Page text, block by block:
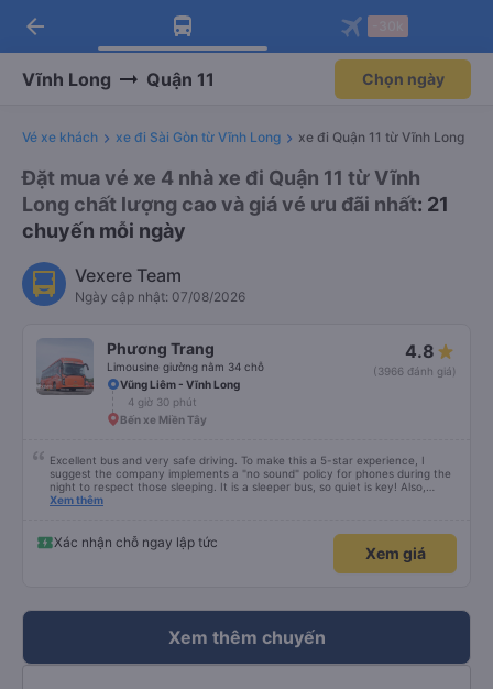
Tải app Vexere ngay!
Nhận ưu đãi thành viên độc
Mở app
Tải app Vexere
-30k/ghế khi đặt vé máy bay qua
Mở app
arrow_back
Vĩnh Long Quận 11 Chọn ngày
Vé xe khách xe đi Sài Gòn từ Vĩnh Long xe đi Quận 11 từ Vĩnh Long
Đặt mua vé xe 4 nhà xe đi Quận 11 từ Vĩnh
Long chất lượng cao và giá vé ưu đãi nhất: 21
chuyến mỗi ngày
Vexere Team
Ngày cập nhật: 07/08/2026
Phương Trang
Limousine giường nằm 34 chỗ
4.8
(3966 đánh giá)
Vũng Liêm - Vĩnh Long
4 giờ 30 phút
Bến xe Miền Tây
Excellent bus and very safe driving. To make this a 5-star experience, I
suggest the company implements a "no sound" policy for phones during the
night to respect those sleeping. It is a sleeper bus, so quiet is key! Also,
please display the Wi-Fi password clearly inside the cabin for convenience. I
quy định rõ ràng về việc giữ im lặng (tắt âm thanh điện thoại) vào ban đêm
để tránh làm phiền hành khách khác ngủ. Ngoài ra, nhà xe nên dán sẵn mật
khẩu Wi-Fi trong xe để hành khách dễ dàng sử dụng. Tôi vẫn sẽ tiếp tục ủng
Xem thêm
Xác nhận chỗ ngay lập tức
Xem giá
Xem thêm chuyến